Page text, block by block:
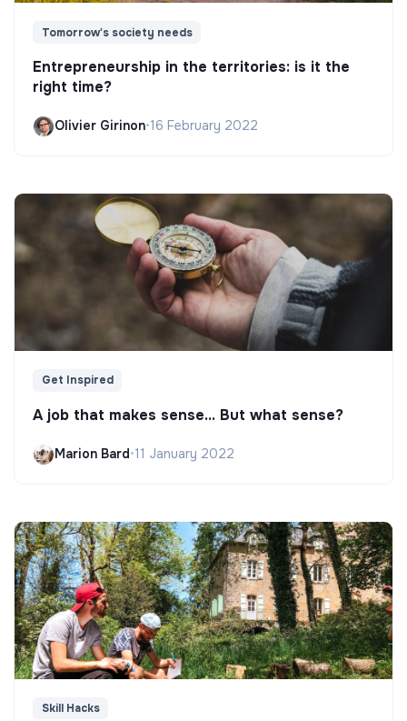
Tomorrow's society needs
Entrepreneurship in the territories: is it the
right time?
Olivier Girinon•16 February 2022
Get Inspired
A job that makes sense... But what sense?
Marion Bard•11 January 2022
Skill Hacks